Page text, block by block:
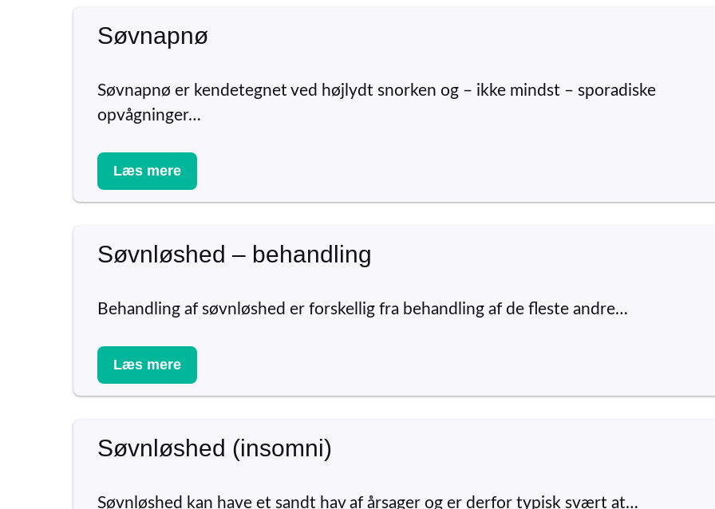
Søvnapnø
Søvnapnø er kendetegnet ved højlydt snorken og – ikke mindst – sporadiske
opvågninger…
Læs mere
Søvnløshed – behandling
Behandling af søvnløshed er forskellig fra behandling af de fleste andre…
Læs mere
Søvnløshed (insomni)
Søvnløshed kan have et sandt hav af årsager og er derfor typisk svært at…